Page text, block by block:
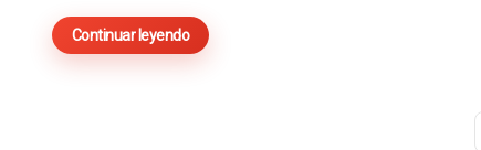
Continuar leyendo